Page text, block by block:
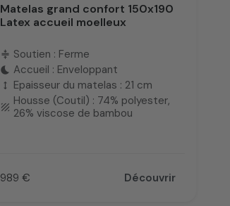
Matelas grand confort 150x190
Latex accueil moelleux
compress Soutien : Ferme
bedtime Accueil : Enveloppant
height Epaisseur du matelas : 21 cm
texture Housse (Coutil) : 74% polyester,
26% viscose de bambou
Prix
989 € Découvrir